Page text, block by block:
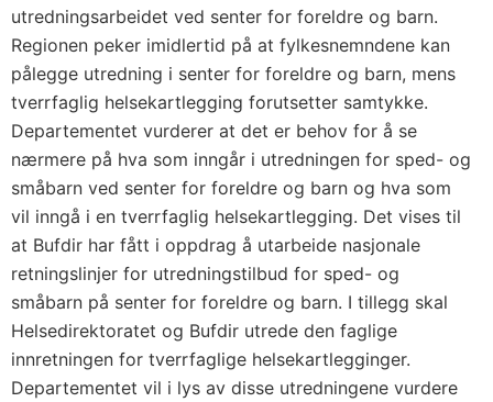
utredningsarbeidet ved senter for foreldre og barn.
Regionen peker imidlertid på at fylkesnemndene kan
pålegge utredning i senter for foreldre og barn, mens
tverrfaglig helsekartlegging forutsetter samtykke.
Departementet vurderer at det er behov for å se
nærmere på hva som inngår i utredningen for sped- og
småbarn ved senter for foreldre og barn og hva som
vil inngå i en tverrfaglig helsekartlegging. Det vises til
at Bufdir har fått i oppdrag å utarbeide nasjonale
retningslinjer for utredningstilbud for sped- og
småbarn på senter for foreldre og barn. I tillegg skal
Helsedirektoratet og Bufdir utrede den faglige
innretningen for tverrfaglige helsekartlegginger.
Departementet vil i lys av disse utredningene vurdere